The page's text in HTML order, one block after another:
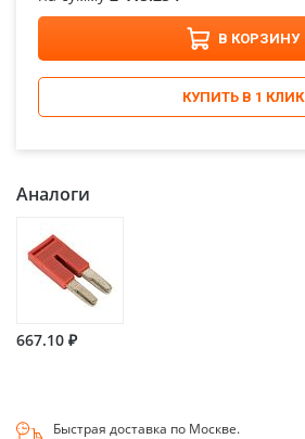
В КОРЗИНУ
КУПИТЬ В 1 КЛИК
Аналоги
667.10 ₽
Быстрая доставка по Москве.